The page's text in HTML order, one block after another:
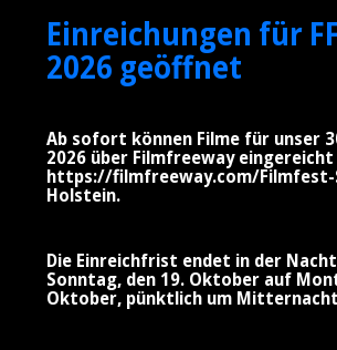
Einreichungen für
2026 geöffnet
Ab sofort können Filme für unser
2026 über Filmfreeway
https://filmfreeway.com/Filmfest-
Holstein.
Die Einreichfrist endet in der
Sonntag, den 19. Oktober auf
Oktober, pünktlich um